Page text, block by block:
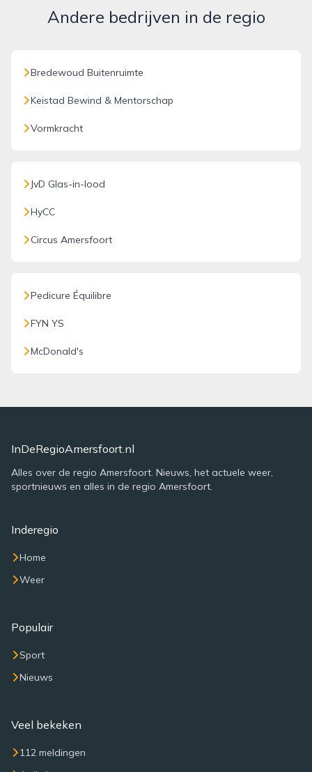
Andere bedrijven in de regio
Bredewoud Buitenruimte
Keistad Bewind & Mentorschap
Vormkracht
JvD Glas-in-lood
HyCC
Circus Amersfoort
Pedicure Équilibre
FYN YS
McDonald's
InDeRegioAmersfoort.nl
Alles over de regio Amersfoort. Nieuws, het actuele weer,
sportnieuws en alles in de regio Amersfoort.
Inderegio
Home
Weer
Populair
Sport
Nieuws
Veel bekeken
112 meldingen